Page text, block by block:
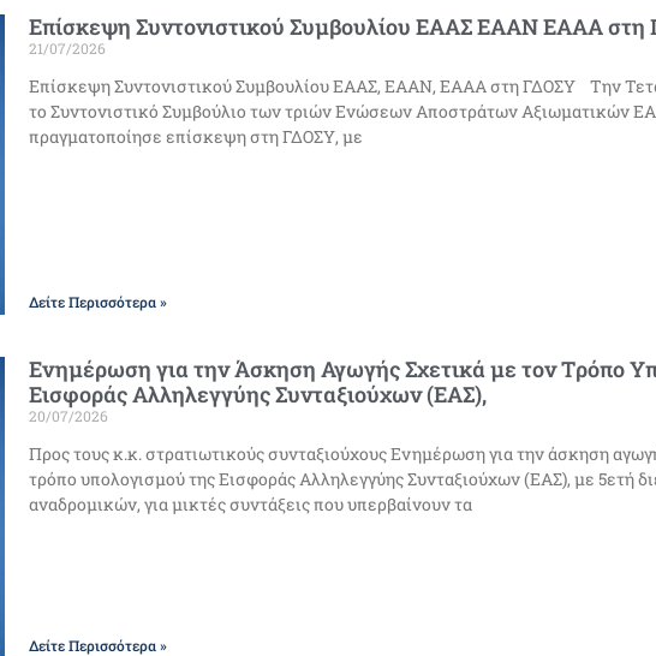
Επίσκεψη Συντονιστικού Συμβουλίου ΕΑΑΣ ΕΑΑΝ ΕΑΑΑ στη
21/07/2026
Επίσκεψη Συντονιστικού Συμβουλίου ΕΑΑΣ, ΕΑΑΝ, ΕΑΑΑ στη ΓΔΟΣΥ Την
το Συντονιστικό Συμβούλιο των τριών Ενώσεων Αποστράτων Αξιωματικών
πραγματοποίησε επίσκεψη στη ΓΔΟΣΥ, με
Δείτε Περισσότερα »
Ενημέρωση για την Άσκηση Αγωγής Σχετικά με τον Tρόπο
Εισφοράς Αλληλεγγύης Συνταξιούχων (ΕΑΣ),
20/07/2026
Προς τους κ.κ. στρατιωτικούς συνταξιούχους Ενημέρωση για την άσκηση
τρόπο υπολογισμού της Εισφοράς Αλληλεγγύης Συνταξιούχων (ΕΑΣ), με 5ετή
αναδρομικών, για μικτές συντάξεις που υπερβαίνουν τα
Δείτε Περισσότερα »